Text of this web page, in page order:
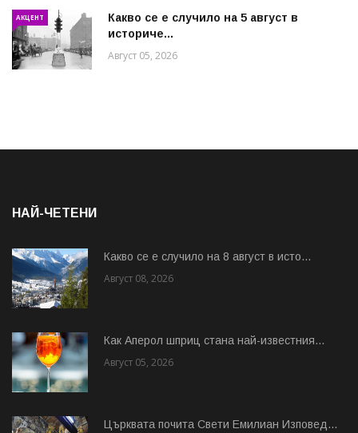
АКЦЕНТ
Какво се е случило на 5 август в
историче...
Август 05, 2026
НАЙ-ЧЕТЕНИ
Какво се е случило на 8 август в исто...
Август 08, 2026
Как Аперол шприц стана най-известния...
Август 05, 2026
Църквата почита Свeти Емилиан Изповед...